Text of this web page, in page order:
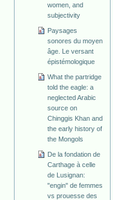
women, and
subjectivity
Paysages
sonores du moyen
âge. Le versant
épistémologique
What the partridge
told the eagle: a
neglected Arabic
source on
Chinggis Khan and
the early history of
the Mongols
De la fondation de
Carthage à celle
de Lusignan:
"engin" de femmes
vs prouesse des